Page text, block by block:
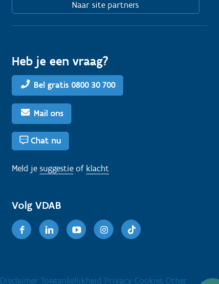
Naar site partners
Heb je een vraag?
Bel gratis 0800 30 700
Mail ons
Chat nu
Meld je suggestie of klacht
Volg VDAB
FacebookLinkedinYoutubeInstagram
Disclaimer Toegankelijkheid Privacy Cookies Other